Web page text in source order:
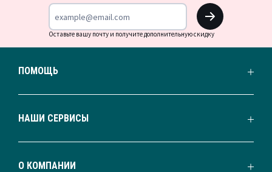
OK
Оставьте вашу почту и получите дополнительную скидку
ПОМОЩЬ
НАШИ СЕРВИСЫ
О КОМПАНИИ